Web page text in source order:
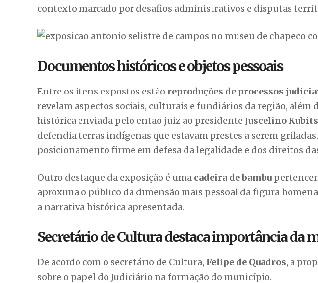
contexto marcado por desafios administrativos e disputas
Documentos históricos e objetos pessoais
Entre os itens expostos estão reproduções de processos
revelam aspectos sociais, culturais e fundiários da região, além
histórica enviada pelo então juiz ao presidente Juscelino
defendia terras indígenas que estavam prestes a serem
posicionamento firme em defesa da legalidade e dos direitos
Outro destaque da exposição é uma cadeira de bambu
aproxima o público da dimensão mais pessoal da figura
a narrativa histórica apresentada.
Secretário de Cultura destaca importância da
De acordo com o secretário de Cultura, Felipe de Quadros, a
sobre o papel do Judiciário na formação do município.